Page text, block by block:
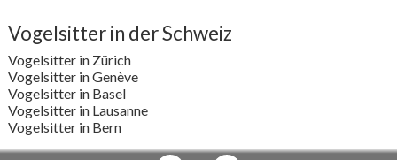
Vogelsitter in der Schweiz
Vogelsitter in Zürich
Vogelsitter in Genève
Vogelsitter in Basel
Vogelsitter in Lausanne
Vogelsitter in Bern